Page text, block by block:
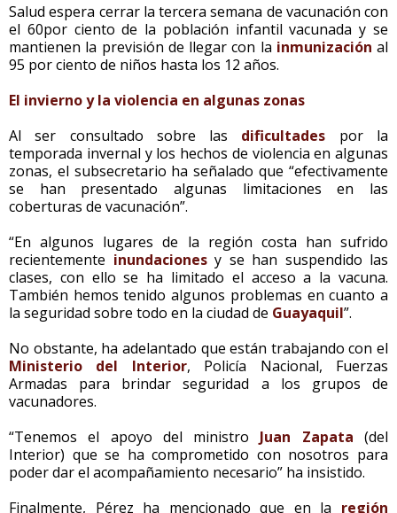
Salud espera cerrar la tercera semana de vacunación con
el 60por ciento de la población infantil vacunada y se
mantienen la previsión de llegar con la inmunización al
95 por ciento de niños hasta los 12 años.
El invierno y la violencia en algunas zonas
Al ser consultado sobre las dificultades por la
temporada invernal y los hechos de violencia en algunas
zonas, el subsecretario ha señalado que “efectivamente
se han presentado algunas limitaciones en las
coberturas de vacunación”.
“En algunos lugares de la región costa han sufrido
recientemente inundacionesy se han suspendido las
clases, con ello se ha limitado el acceso a la vacuna.
También hemos tenido algunos problemas en cuanto a
la seguridad sobre todo en la ciudad de Guayaquil”.
No obstante, ha adelantado que están trabajando con el
Ministerio del Interior, Policía Nacional, Fuerzas
Armadas para brindar seguridad a los grupos de
vacunadores.
“Tenemos el apoyo del ministro Juan Zapata (del
Interior) que se ha comprometido con nosotros para
poder dar el acompañamiento necesario” ha insistido.
Finalmente, Pérez ha mencionado que en la región